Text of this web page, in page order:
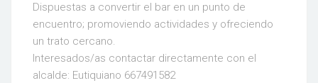
Dispuestas a convertir el bar en un punto de
encuentro; promoviendo actividades y ofreciendo
un trato cercano.
Interesados/as contactar directamente con el
alcalde: Eutiquiano 667491582